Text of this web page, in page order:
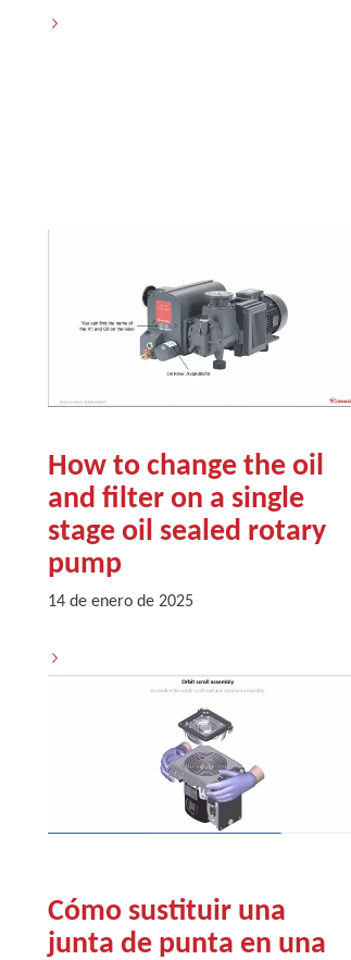
How to change the oil
and filter on a single
stage oil sealed rotary
pump
14 de enero de 2025
Cómo sustituir una
junta de punta en una